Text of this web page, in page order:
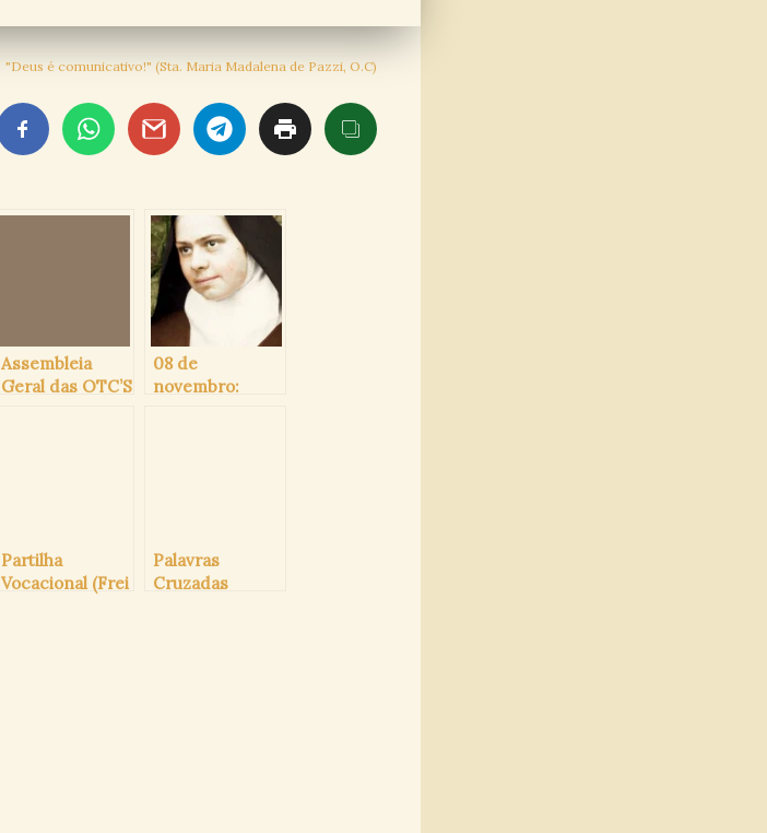
"Deus é comunicativo!" (Sta. Maria Madalena de Pazzi, O.C)
Assembleia
Geral das OTC’S
08 de
novembro:
Partilha
Vocacional (Frei
Palavras
Cruzadas